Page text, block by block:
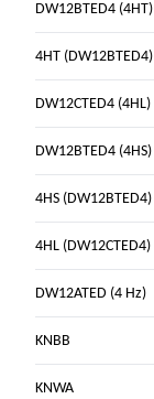
DW12BTED4 (4HT)
4HT (DW12BTED4)
DW12CTED4 (4HL)
DW12BTED4 (4HS)
4HS (DW12BTED4)
4HL (DW12CTED4)
DW12ATED (4 Hz)
KNBB
KNWA